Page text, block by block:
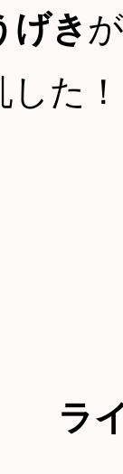
げき
た！
ラ